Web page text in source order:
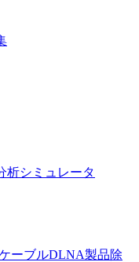
析シミュレータ
ーブルDLNA製品除